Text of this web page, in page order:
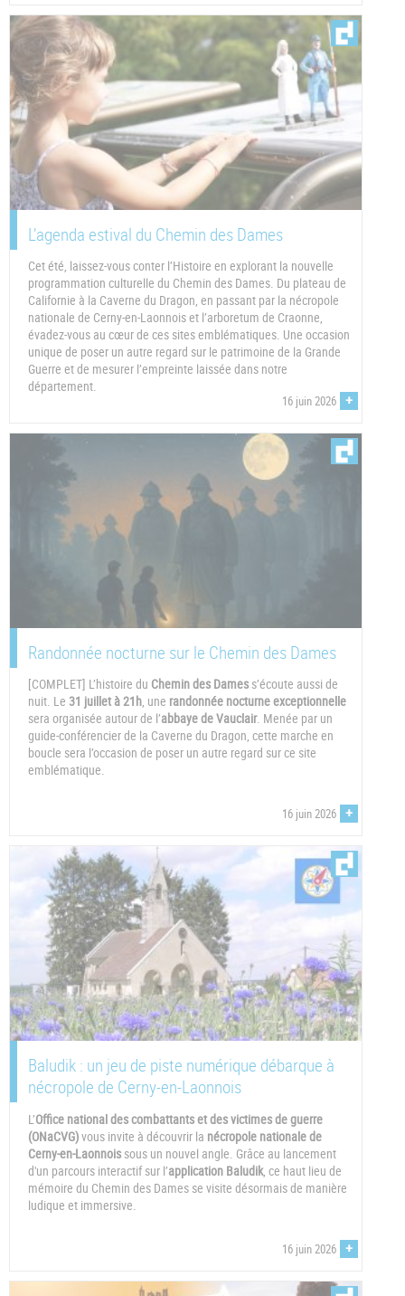
L’agenda estival du Chemin des Dames
Cet été, laissez-vous conter l’Histoire en explorant la nouvelle
programmation culturelle du Chemin des Dames. Du plateau de
Californie à la Caverne du Dragon, en passant par la nécropole
nationale de Cerny-en-Laonnois et l’arboretum de Craonne,
évadez-vous au cœur de ces sites emblématiques. Une occasion
unique de poser un autre regard sur le patrimoine de la Grande
Guerre et de mesurer l’empreinte laissée dans notre
département.
16 juin 2026 +
Randonnée nocturne sur le Chemin des Dames
[COMPLET] L’histoire du Chemin des Dames s’écoute aussi de
nuit. Le 31 juillet à 21h, une randonnée nocturne exceptionnelle
sera organisée autour de l’abbaye de Vauclair. Menée par un
guide-conférencier de la Caverne du Dragon, cette marche en
boucle sera l’occasion de poser un autre regard sur ce site
emblématique.
16 juin 2026 +
Baludik : un jeu de piste numérique débarque à
nécropole de Cerny-en-Laonnois
L’Office national des combattants et des victimes de guerre
(ONaCVG)vous invite à découvrir la nécropole nationale de
Cerny-en-Laonnois sous un nouvel angle. Grâce au lancement
d'un parcours interactif sur l’application Baludik, ce haut lieu de
mémoire du Chemin des Dames se visite désormais de manière
ludique et immersive.
16 juin 2026 +